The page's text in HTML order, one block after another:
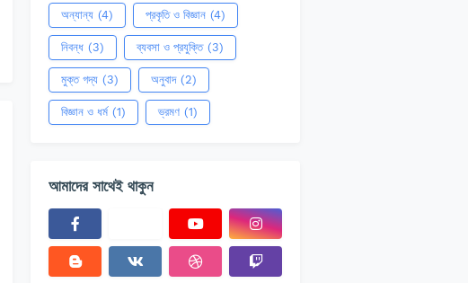
অন্যান্য (4) প্রকৃতি ও বিজ্ঞান (4)
নিবন্ধ (3) ব্যবসা ও প্রযুক্তি (3)
মুক্ত গদ্য (3) অনুবাদ (2)
বিজ্ঞান ও ধর্ম (1) ভ্রমণ (1)
আমাদের সাথেই থাকুন